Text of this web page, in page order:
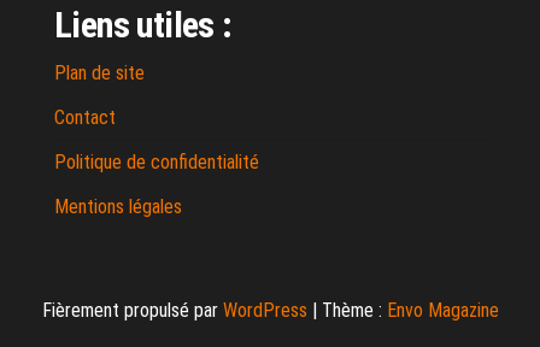
Liens utiles :
Plan de site
Contact
Politique de confidentialité
Mentions légales
Fièrement propulsé par WordPress | Thème : Envo Magazine